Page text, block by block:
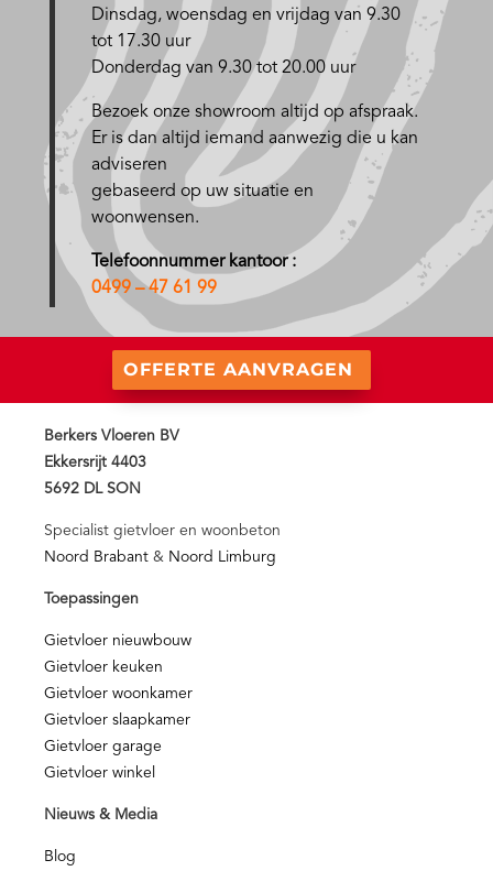
Dinsdag, woensdag en vrijdag van 9.30
tot 17.30 uur
Donderdag van 9.30 tot 20.00 uur
Bezoek onze showroom altijd op afspraak.
Er is dan altijd iemand aanwezig die u kan
adviseren
gebaseerd op uw situatie en
woonwensen.
Telefoonnummer kantoor :
0499 – 47 61 99
OFFERTE AANVRAGEN
Berkers Vloeren BV
Ekkersrijt 4403
5692 DL SON
Specialist gietvloer en woonbeton
Noord Brabant & Noord Limburg
Toepassingen
Gietvloer nieuwbouw
Gietvloer keuken
Gietvloer woonkamer
Gietvloer slaapkamer
Gietvloer garage
Gietvloer winkel
Nieuws & Media
Blog